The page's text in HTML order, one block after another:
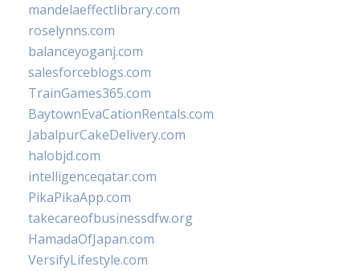
mandelaeffectlibrary.com
roselynns.com
balanceyoganj.com
salesforceblogs.com
TrainGames365.com
BaytownEvaCationRentals.com
JabalpurCakeDelivery.com
halobjd.com
intelligenceqatar.com
PikaPikaApp.com
takecareofbusinessdfw.org
HamadaOfJapan.com
VersifyLifestyle.com